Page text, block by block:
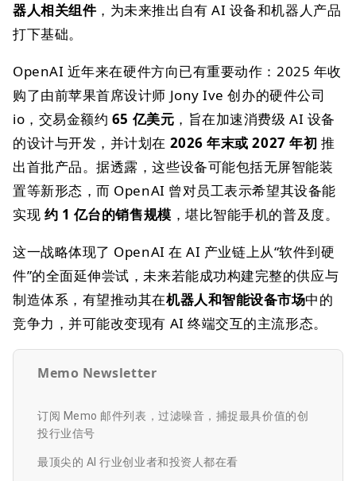
器人相关组件，为未来推出自有 AI 设备和机器人产品
打下基础。
OpenAI 近年来在硬件方向已有重要动作：2025 年收
购了由前苹果首席设计师 Jony Ive 创办的硬件公司
io，交易金额约 65 亿美元 ，旨在加速消费级 AI 设备
的设计与开发，并计划在 2026 年末或 2027 年初 推
出首批产品。据透露，这些设备可能包括无屏智能装
置等新形态，而 OpenAI 曾对员工表示希望其设备能
实现 约 1 亿台的销售规模 ，堪比智能手机的普及度。
这一战略体现了 OpenAI 在 AI 产业链上从“软件到硬
件”的全面延伸尝试，未来若能成功构建完整的供应与
制造体系，有望推动其在机器人和智能设备市场中的
竞争力，并可能改变现有 AI 终端交互的主流形态。
Memo Newsletter
订阅 Memo 邮件列表，过滤噪音，捕捉最具价值的创
投行业信号
最顶尖的 AI 行业创业者和投资人都在看